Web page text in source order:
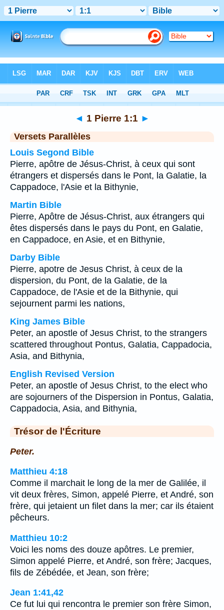
Chapitre 1> Verset 1
◄ 1 Pierre 1:1 ►
Versets Parallèles
Louis Segond Bible
Pierre, apôtre de Jésus-Christ, à ceux qui sont
étrangers et dispersés dans le Pont, la Galatie, la
Cappadoce, l'Asie et la Bithynie,
Martin Bible
Pierre, Apôtre de Jésus-Christ, aux étrangers qui
êtes dispersés dans le pays du Pont, en Galatie,
en Cappadoce, en Asie, et en Bithynie,
Darby Bible
Pierre, apotre de Jesus Christ, à ceux de la
dispersion, du Pont, de la Galatie, de la
Cappadoce, de l'Asie et de la Bithynie, qui
sejournent parmi les nations,
King James Bible
Peter, an apostle of Jesus Christ, to the strangers
scattered throughout Pontus, Galatia, Cappadocia,
Asia, and Bithynia,
English Revised Version
Peter, an apostle of Jesus Christ, to the elect who
are sojourners of the Dispersion in Pontus, Galatia,
Cappadocia, Asia, and Bithynia,
Trésor de l'Écriture
Peter.
Matthieu 4:18
Comme il marchait le long de la mer de Galilée, il
vit deux frères, Simon, appelé Pierre, et André, son
frère, qui jetaient un filet dans la mer; car ils étaient
pêcheurs.
Matthieu 10:2
Voici les noms des douze apôtres. Le premier,
Simon appelé Pierre, et André, son frère; Jacques,
fils de Zébédée, et Jean, son frère;
Jean 1:41,42
Ce fut lui qui rencontra le premier son frère Simon,